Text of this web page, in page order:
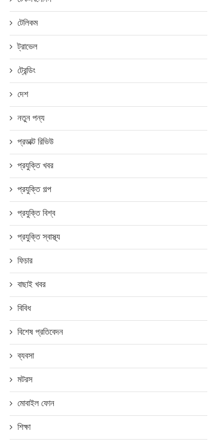
টেলিকম
ট্রাভেল
ট্রেন্ডিং
দেশ
নতুন পন্য
প্রডাক্ট রিভিউ
প্রযুক্তি খবর
প্রযুক্তি গল্প
প্রযুক্তি বিশ্ব
প্রযুক্তি স্বাস্থ্য
ফিচার
বাছাই খবর
বিবিধ
বিশেষ প্রতিবেদন
ব্যবসা
মটরস
মোবাইল ফোন
শিক্ষা